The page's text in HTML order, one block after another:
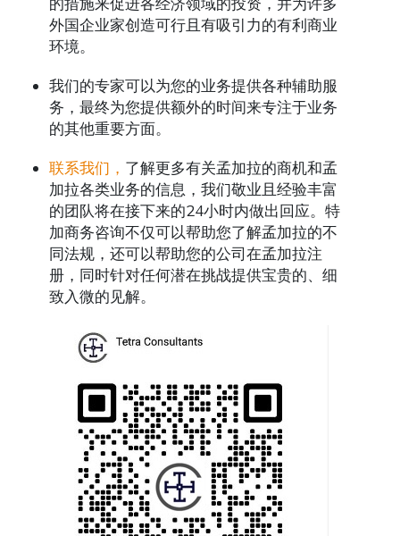
外国企业家创造可行且有吸引力的有利商业
环境。
我们的专家可以为您的业务提供各种辅助服
务，最终为您提供额外的时间来专注于业务
的其他重要方面。
联系我们， 了解更多有关孟加拉的商机和孟
加拉各类业务的信息，我们敬业且经验丰富
的团队将在接下来的24小时内做出回应。特
加商务咨询不仅可以帮助您了解孟加拉的不
同法规，还可以帮助您的公司在孟加拉注
册，同时针对任何潜在挑战提供宝贵的、细
致入微的见解。